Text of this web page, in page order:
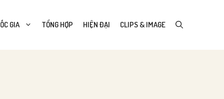
GIA TỔNG HỢP HIỆN ĐẠI CLIPS & IMAGE